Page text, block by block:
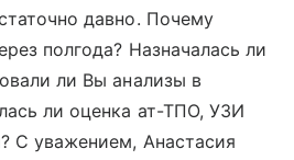
давно. Почему
полгода? Назначалась ли
ли Вы анализы в
ли оценка ат-ТПО, УЗИ
С уважением, Анастасия